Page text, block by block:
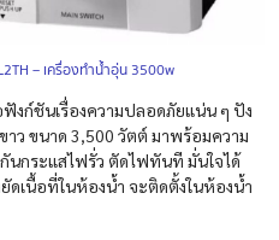
– เครื่องทำน้ำอุ่น 3500w
งก์ชันเรื่องความปลอดภัยแน่น ๆ ปัง
าว ขนาด 3,500 วัตต์ มาพร้อมความ
นกระแสไฟรั่ว ตัดไฟทันที มั่นใจได้
เนื้อที่ในห้องน้ำ จะติดตั้งในห้องน้ำ